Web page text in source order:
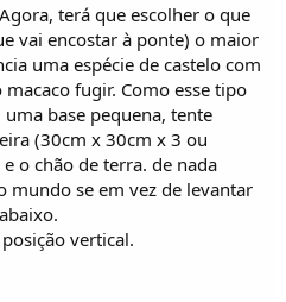
terá que escolher o que
vai encostar à ponte) o maior
uma espécie de castelo com
fugir. Como esse tipo
base pequena, tente
(30cm x 30cm x 3 ou
o chão de terra. de nada
mundo se em vez de levantar
vertical.